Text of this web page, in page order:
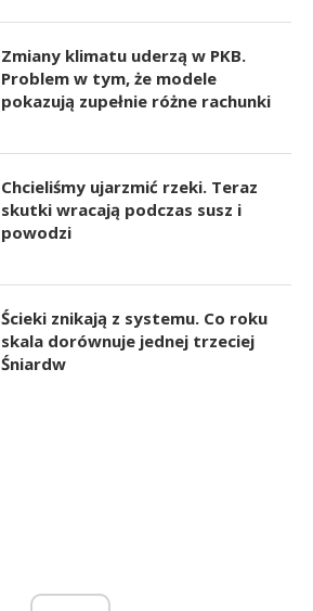
Zmiany klimatu uderzą w PKB.
Problem w tym, że modele
pokazują zupełnie różne rachunki
Chcieliśmy ujarzmić rzeki. Teraz
skutki wracają podczas susz i
powodzi
Ścieki znikają z systemu. Co roku
skala dorównuje jednej trzeciej
Śniardw